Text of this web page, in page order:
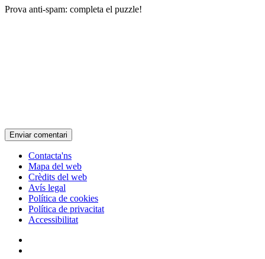
Prova anti-spam: completa el puzzle!
Contacta'ns
Mapa del web
Crèdits del web
Avís legal
Política de cookies
Política de privacitat
Accessibilitat